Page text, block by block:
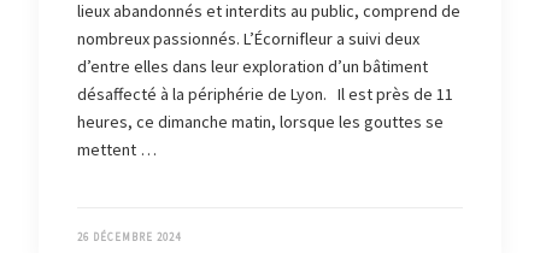
lieux abandonnés et interdits au public, comprend de
nombreux passionnés. L’Écornifleur a suivi deux
d’entre elles dans leur exploration d’un bâtiment
désaffecté à la périphérie de Lyon. Il est près de 11
heures, ce dimanche matin, lorsque les gouttes se
mettent …
26 DÉCEMBRE 2024